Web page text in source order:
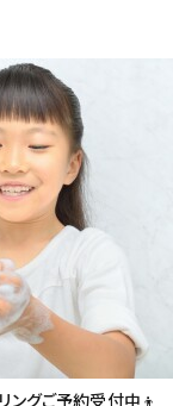
ングご予約受付中👦